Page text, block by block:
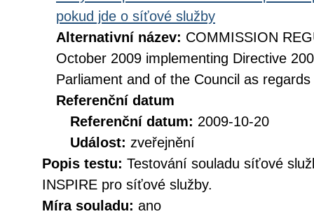
pokud jde o síťové služby
Alternativní název: COMMISSION
October 2009 implementing Directive
Parliament and of the Council as
Referenční datum
Referenční datum: 2009-10-20
Událost: zveřejnění
Popis testu: Testování souladu síťové
INSPIRE pro síťové služby.
Míra souladu: ano